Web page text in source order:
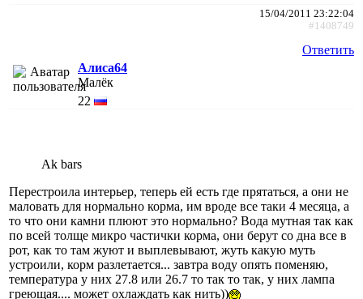
15/04/2011 23:22:04
#1408749
Ответить
Алиса64
Малёк
22
Ak bars
Перестроила интерьер, теперь ей есть где прятаться, а они не
маловать для нормально корма, им вроде все таки 4 месяца, а
то что они камни плюют это нормально? Вода мутная так как
по всей толще микро частички корма, они берут со дна все в
рот, как то там жуют и выплевывают, жуть какую муть
устроили, корм разлетается... завтра воду опять поменяю,
температура у них 27.8 или 26.7 то так то так, у них лампа
греющая.... может охлаждать как нить))